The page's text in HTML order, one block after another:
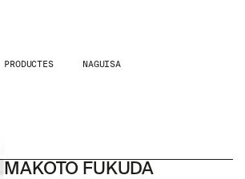
PRODUCTES NAGUISA
MAKOTO FUKUDA